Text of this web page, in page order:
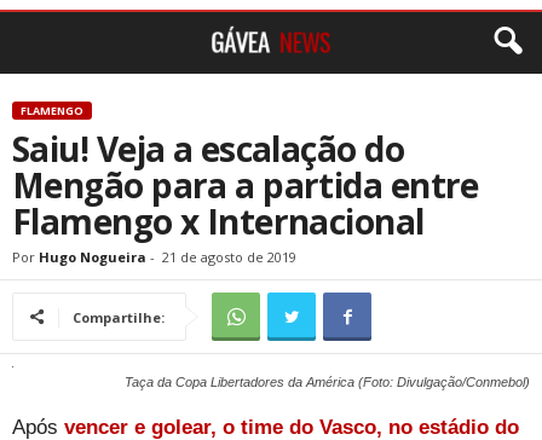
FLAMENGO
Saiu! Veja a escalação do
Mengão para a partida entre
Flamengo x Internacional
Por Hugo Nogueira - 21 de agosto de 2019
Compartilhe:
Taça da Copa Libertadores da América (Foto: Divulgação/Conmebol)
Após vencer e golear, o time do Vasco, no estádio do